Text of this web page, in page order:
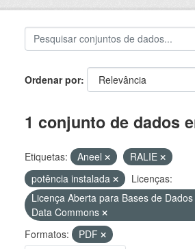
Ordenar por
1 conjunto de dados
Etiquetas: Aneel
RALIE
potência instalada
Licenças:
Licença Aberta para Bases de
Data Commons
Formatos:
PDF